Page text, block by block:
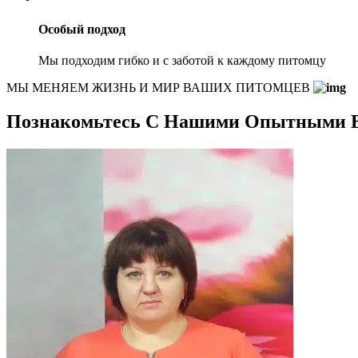
Особый подход
Мы подходим гибко и с заботой к каждому питомцу
МЫ МЕНЯЕМ ЖИЗНЬ И МИР ВАШИХ ПИТОМЦЕВ
Познакомьтесь С Нашими Опытными